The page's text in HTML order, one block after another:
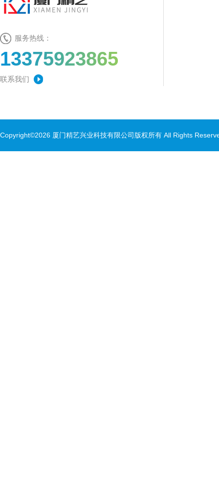
服务热线：
13375923865
联系我们
Copyright©2026 厦门精艺兴业科技有限公司版权所有 All Rights